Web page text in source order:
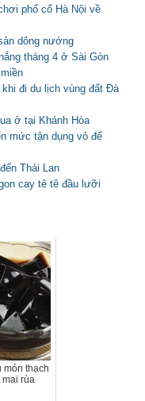
phố cổ Hà Nội về
dông nướng
tháng 4 ở Sài Gòn
đi du lịch vùng đất Đà
ở tại Khánh Hòa
mức tận dụng vỏ để
Thái Lan
cay tê tê đầu lưỡi
món thạch
rùa